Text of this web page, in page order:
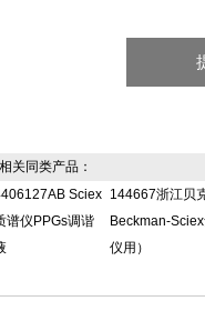
关同类产品：
Sciex
谱仪PPGs调谐
144667浙江贝
Beckman-
仪用）